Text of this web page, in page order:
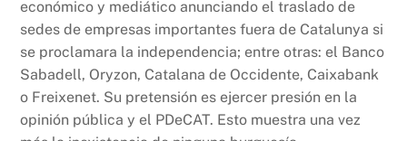
económico y mediático anunciando el traslado de
sedes de empresas importantes fuera de Catalunya si
se proclamara la independencia; entre otras: el Banco
Sabadell, Oryzon, Catalana de Occidente, Caixabank
o Freixenet. Su pretensión es ejercer presión en la
opinión pública y el PDeCAT. Esto muestra una vez